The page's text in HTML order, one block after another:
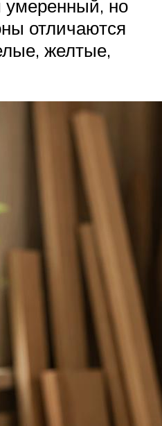
умеренный, но
отличаются
желтые,